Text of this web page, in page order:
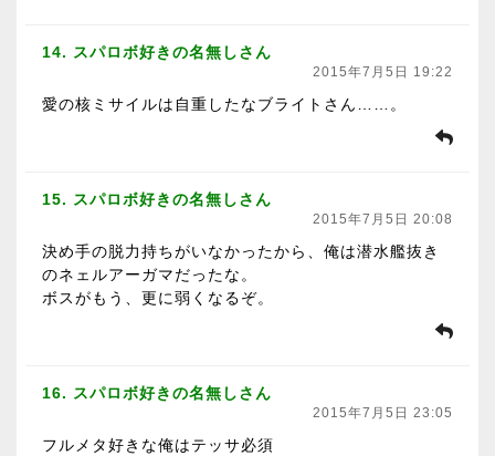
14. スパロボ好きの名無しさん
2015年7月5日 19:22
愛の核ミサイルは自重したなブライトさん……。
15. スパロボ好きの名無しさん
2015年7月5日 20:08
決め手の脱力持ちがいなかったから、俺は潜水艦抜き
のネェルアーガマだったな。
ボスがもう、更に弱くなるぞ。
16. スパロボ好きの名無しさん
2015年7月5日 23:05
フルメタ好きな俺はテッサ必須